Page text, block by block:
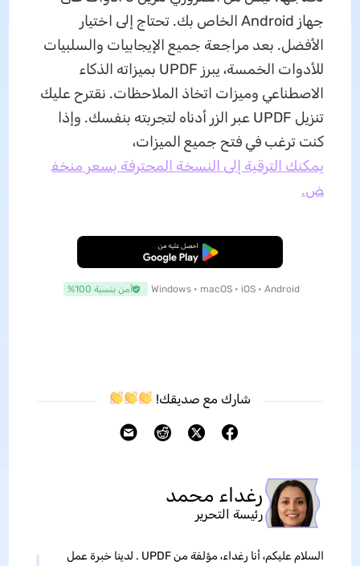
جهاز Android الخاص بك. تحتاج إلى اختيار
الأفضل. بعد مراجعة جميع الإيجابيات والسلبيات
للأدوات الخمسة، يبرز UPDF بميزاته الذكاء
الاصطناعي وميزات اتخاذ الملاحظات. نقترح عليك
تنزيل UPDF عبر الزر أدناه لتجربته بنفسك. وإذا
كنت ترغب في فتح جميع الميزات،
يمكنك الترقية إلى النسخة المحترفة بسعر منخف
ض.
تنزيل مجاني
Windows • macOS • iOS • Android آمن بنسبة 100%
شارك مع صديقك!
رغداء محمد
رئيسة التحرير
السلام عليكم، أنا رغداء، مؤلفة من UPDF . لدينا خبرة عمل